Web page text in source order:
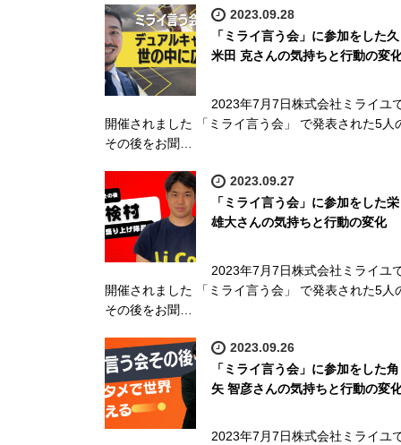
2023.09.28
「ミライ言う会」に参加をした久
米田 克さんの気持ちと行動の変
2023年7月7日株式会社ミライユ
開催されました 「ミライ言う会」 で発表された5人
その後をお聞…
2023.09.27
「ミライ言う会」に参加をした栄
雄大さんの気持ちと行動の変化
2023年7月7日株式会社ミライユ
開催されました 「ミライ言う会」 で発表された5人
その後をお聞…
2023.09.26
「ミライ言う会」に参加をした角
矢 智彦さんの気持ちと行動の変
2023年7月7日株式会社ミライユ